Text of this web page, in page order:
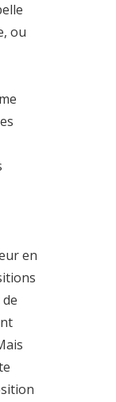
ou
en